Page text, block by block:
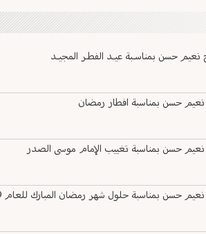
حسن بمناسـبة عيـد الفطـر المجيـد
حسن بمناسبة افطار رمضان
حسن بمناسبة تغييب الإمام موسى الصدر
حسن بمناسبة حلول شهر رمضان المبارك للعام 2009